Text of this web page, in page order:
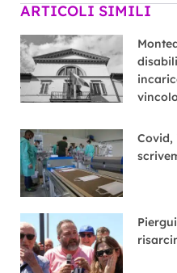
ARTICOLI SIMILI
Covid,